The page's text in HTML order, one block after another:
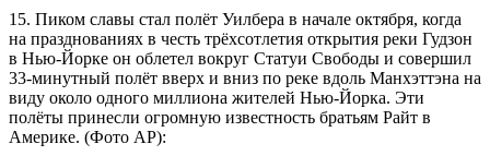
15. Пиком славы стал полёт Уилбера в начале октября, когда
на празднованиях в честь трёхсотлетия открытия реки Гудзон
в Нью-Йорке он облетел вокруг Статуи Свободы и совершил
33-минутный полёт вверх и вниз по реке вдоль Манхэттэна на
виду около одного миллиона жителей Нью-Йорка. Эти
полёты принесли огромную известность братьям Райт в
Америке. (Фото AP):